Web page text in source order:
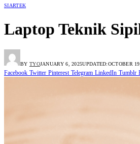
SIARTEK
Laptop Teknik
BY TYOJANUARY 6, 2025UPDATED:OCTOBER
Facebook Twitter Pinterest Telegram LinkedIn Tumblr